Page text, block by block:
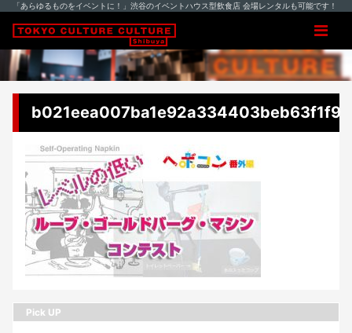
「あらゆるものをイベントに！」渋谷のイベントハウス型飲食店 会場レンタルも可能です！
b021eea007ba1e92a334403beb63f1f9
Pick UP